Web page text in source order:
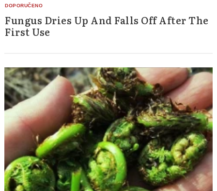
Fungus Dries Up And Falls Off After The
First Use